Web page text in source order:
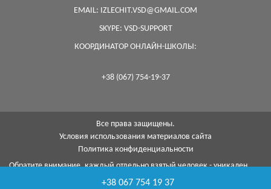
EMAIL: IZLECHIT.VSD@GMAIL.COM
SKYPE: VSD-SUPPORT
КООРДИНАТОР ОНЛАЙН-ШКОЛЫ:
+38 (067) 754-19-37
Все права защищены.
Условия использования материалов сайта
Политика конфиденциальности
Обратите внимание, каждый отдельно взятый человек - уникален,
помощью моей методики я смогу помочь каждому...
+38 067 754 19 37